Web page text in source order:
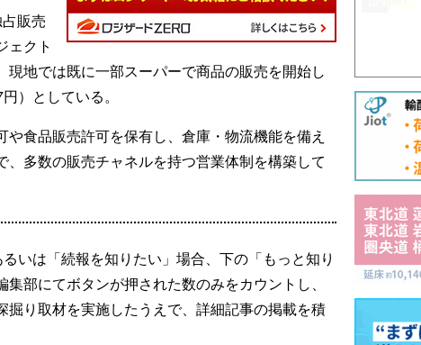
販売
ェクト
地では既に一部スーパーで商品の販売を開始し
）としている。
食品販売許可を保有し、倉庫・物流機能を備え
、多数の販売チャネルを持つ営業体制を構築して
いは「続報を知りたい」場合、下の「もっと知り
部にてボタンが押された数のみをカウントし、
掘り取材を実施したうえで、詳細記事の掲載を積